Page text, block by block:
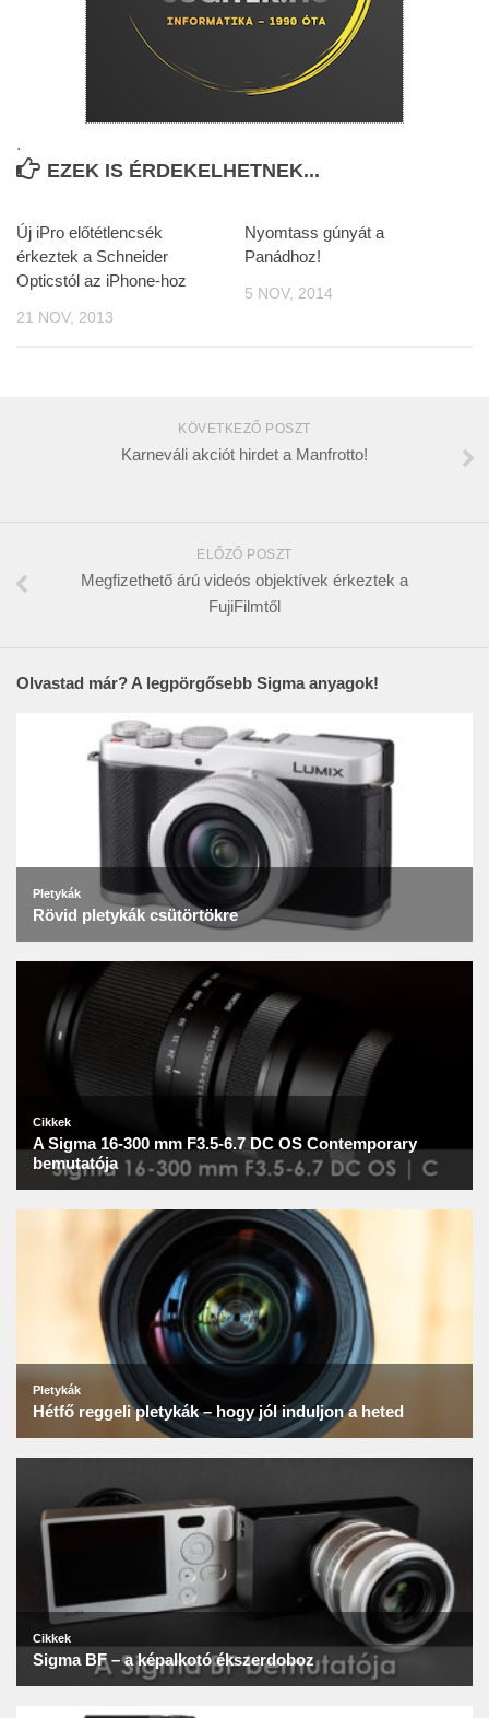
.
EZEK IS ÉRDEKELHETNEK...
Új iPro előtétlencsék
érkeztek a Schneider
Opticstól az iPhone-hoz
21 NOV, 2013
Nyomtass gúnyát a
Panádhoz!
5 NOV, 2014
KÖVETKEZŐ POSZT
Karneváli akciót hirdet a Manfrotto!
ELŐZŐ POSZT
Megfizethető árú videós objektívek érkeztek a
FujiFilmtől
Olvastad már? A legpörgősebb Sigma anyagok!